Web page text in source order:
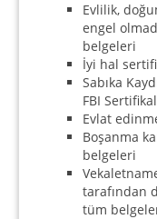
Evlilik,
engel
belgeleri
İyi hal
Sabıka
FBI
Evlat
Boşanma
belgeleri
tarafından
tüm